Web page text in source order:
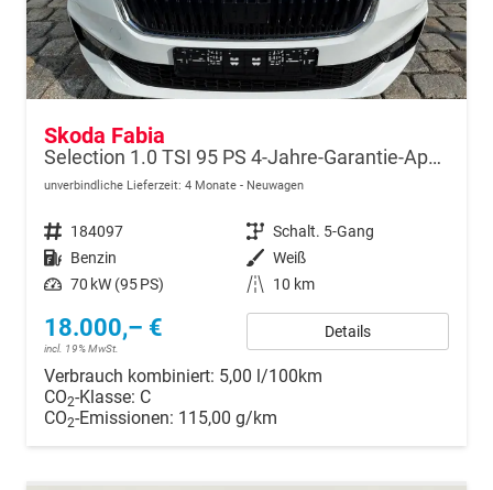
Skoda Fabia
Selection 1.0 TSI 95 PS 4-Jahre-Garantie-AppleCarPlay-AndroidAuto-LED-PDC-Sitzheizung-DAB-Klima
unverbindliche Lieferzeit: 4 Monate Neuwagen
Fahrzeugnr. 184097 Getriebe Schalt. 5-Gang
Kraftstoff Benzin Außenfarbe Weiß
Leistung 70 kW (95 PS) Kilometerstand 10 km
18.000,– €
incl. 19% MwSt.
Details
Verbrauch kombiniert: 5,00 l/100km
CO2-Klasse: C
CO2-Emissionen: 115,00 g/km